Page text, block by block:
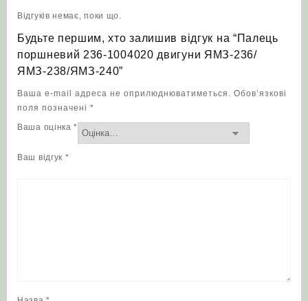
Відгуків немає, поки що.
Будьте першим, хто залишив відгук на “Палець
поршневий 236-1004020 двигуни ЯМЗ‑236/
ЯМЗ‑238/ЯМЗ‑240”
Ваша e-mail адреса не оприлюднюватиметься.
Обов’язкові
поля позначені *
Ваша оцінка*
Ваш відгук *